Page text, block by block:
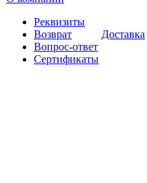
Реквизиты
Возврат
Вопрос-ответ
Сертификаты
Доставка